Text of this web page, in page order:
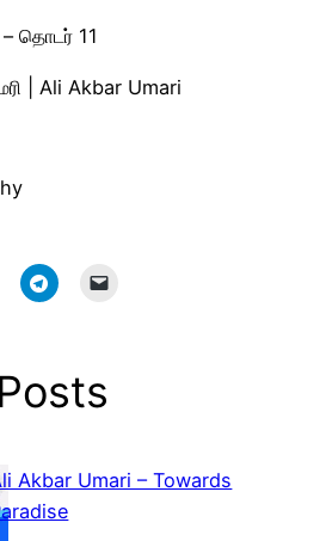
தொடர் 11
| Ali Akbar Umari
Akbar Umari – Towards